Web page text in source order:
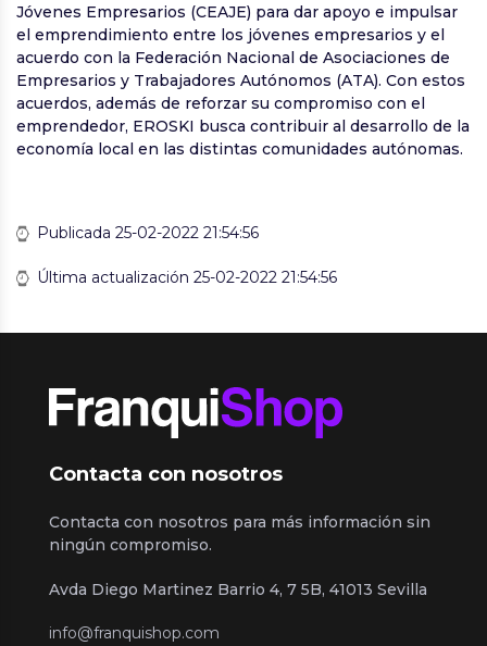
Jóvenes Empresarios (CEAJE) para dar apoyo e impulsar
el emprendimiento entre los jóvenes empresarios y el
acuerdo con la Federación Nacional de Asociaciones de
Empresarios y Trabajadores Autónomos (ATA). Con estos
acuerdos, además de reforzar su compromiso con el
emprendedor, EROSKI busca contribuir al desarrollo de la
economía local en las distintas comunidades autónomas.
Publicada 25-02-2022 21:54:56
Última actualización 25-02-2022 21:54:56
Contacta con nosotros
Contacta con nosotros para más información sin
ningún compromiso.
Avda Diego Martinez Barrio 4, 7 5B, 41013 Sevilla
info@franquishop.com